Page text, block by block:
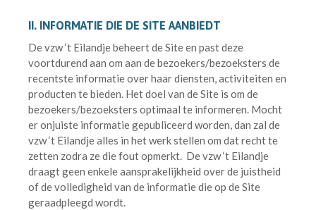
II. INFORMATIE DIE DE SITE AANBIEDT
De vzw ‘t Eilandje beheert de Site en past deze
voortdurend aan om aan de bezoekers/bezoeksters de
recentste informatie over haar diensten, activiteiten en
producten te bieden. Het doel van de Site is om de
bezoekers/bezoeksters optimaal te informeren. Mocht
er onjuiste informatie gepubliceerd worden, dan zal de
vzw ‘t Eilandje alles in het werk stellen om dat recht te
zetten zodra ze die fout opmerkt. De vzw ‘t Eilandje
draagt geen enkele aansprakelijkheid over de juistheid
of de volledigheid van de informatie die op de Site
geraadpleegd wordt.